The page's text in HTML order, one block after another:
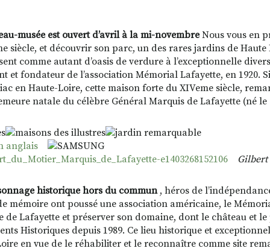
musée est ouvert d’avril à la mi-novembreNous vous en
siècle, et découvrir son parc, un des rares jardins de
comme autant d’oasis de verdure à l’exceptionnelle
et fondateur de l’association Mémorial Lafayette, en 1920.
en Haute-Loire, cette maison forte du XIVeme siècle,
natale du célèbre Général Marquis de Lafayette (né le
Gilbert
historique hors du commun , héros de
mémoire ont poussé une association américaine, le
de Lafayette et préserver son domaine, dont le château et
Historiques depuis 1989. Ce lieu historique et
en vue de le réhabiliter et le reconnaître comme site